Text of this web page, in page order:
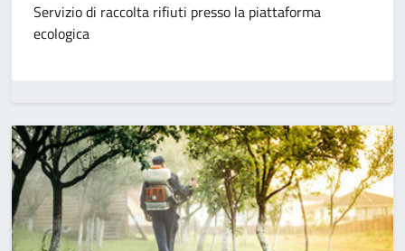
Servizio di raccolta rifiuti presso la piattaforma
ecologica